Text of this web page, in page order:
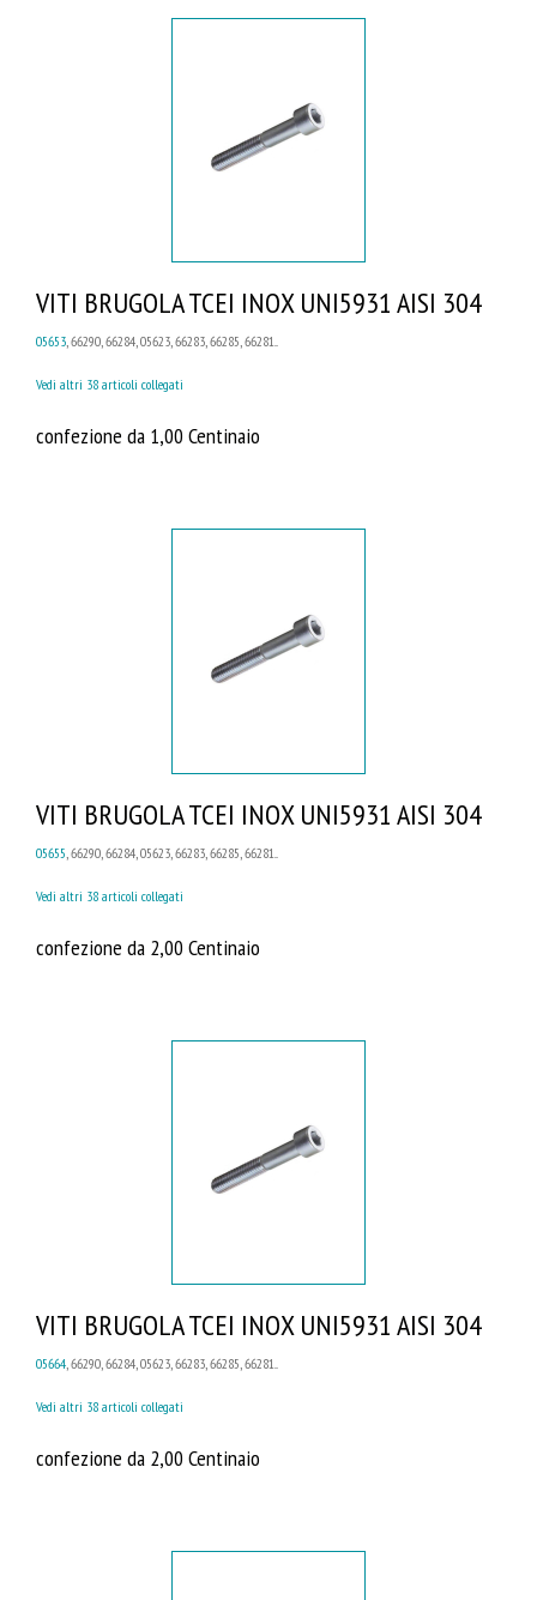
VITI BRUGOLA TCEI INOX UNI5931 AISI 304
05653, 66290, 66284, 05623, 66283, 66285, 66281...
Vedi altri 38 articoli collegati
confezione da 1,00 Centinaio
VITI BRUGOLA TCEI INOX UNI5931 AISI 304
05655 , 66290, 66284, 05623, 66283, 66285, 66281...
Vedi altri 38 articoli collegati
confezione da 2,00 Centinaio
VITI BRUGOLA TCEI INOX UNI5931 AISI 304
05664, 66290, 66284, 05623, 66283, 66285, 66281...
Vedi altri 38 articoli collegati
confezione da 2,00 Centinaio